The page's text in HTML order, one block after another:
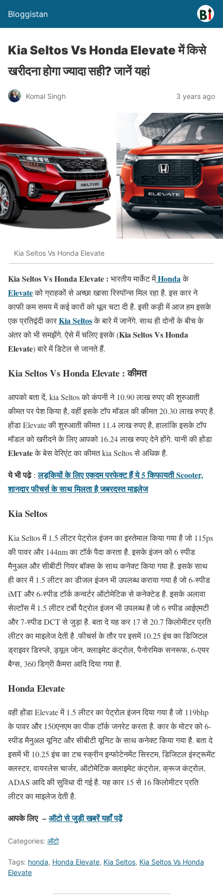
Bloggistan
Kia Seltos Vs Honda Elevate में किसे
खरीदना होगा ज्यादा सही? जानें यहां
Komal Singh 3 years ago
Kia Seltos Vs Honda Elevate
Kia Seltos Vs Honda Elevate : भारतीय मार्केट मेंHondaके
Elevateको ग्राहकों से अच्छा खासा रिस्पॉन्स मिल रहा है. इस कार ने
काफी कम समय में कई कारों को धूल चटा दी है. इसी कड़ी में आज हम इसके
एक प्रतिद्वंदी कारKia Seltosके बारे में जानेंगे. साथ ही दोनों के बीच के
अंतर को भी समझेंगे. ऐसे में चलिए इसके (Kia Seltos Vs Honda
Elevate) बारे में डिटेल से जानते हैं.
Kia Seltos Vs Honda Elevate : कीमत
आपको बता दें, kia Seltos को कंपनी ने 10.90 लाख रुपए की शुरुआती
कीमत पर पेश किया है, वहीं इसके टॉप मॉडल की कीमत 20.30 लाख रुपए है.
होंडा Elevate की शुरुआती कीमत 11.4 लाख रुपए है, हालांकि इसके टॉप
मॉडल को खरीदने के लिए आपको 16.24 लाख रुपए देने होंगे. यानी की होंडा
Elevateके बेस वेरिएंट का कीमत kia Seltos से अधिक है.
ये भी पढे़:लड़कियों के लिए एकदम परफेक्ट हैं ये 5 किफायती Scooter,
शानदार फीचर्स के साथ मिलता है जबरदस्त माइलेज
Kia Seltos
Kia Seltos में 1.5 लीटर पेट्रोल इंजन का इस्तेमाल किया गया है जो 115ps
की पावर और 144nm का टॉर्क पैदा करता है. इसके इंजन को 6 स्पीड
मैनुअल और सीबीटी गियर बॉक्स के साथ कनेक्ट किया गया है. इसके साथ
ही कार में 1.5 लीटर का डीजल इंजन भी उपलब्ध कराया गया है जो 6-स्पीड
iMT और 6-स्पीड टॉर्क कन्वर्टर ऑटोमेटिक से कनेक्टेड है. इसके अलावा
सेल्टॉस में 1.5 लीटर टर्बो पैट्रोल इंजन भी उपलब्ध है जो 6 स्पीड आईएमटी
और 7-स्पीड DCT से जुड़ा है. बता दे यह कर 17 से 20.7 किलोमीटर प्रति
लीटर का माइलेज देती है .फीचर्स के तौर पर इसमें 10.25 इंच का डिजिटल
ड्राइवर डिस्प्ले, ड्यूल जोन, क्लाइमेट कंट्रोल, पैनोरमिक सनरूफ, 6-एयर
बैग्स, 360 डिग्री कैमरा आदि दिया गया है.
Honda Elevate
वही होंडा Elevate में 1.5 लीटर का पेट्रोल इंजन दिया गया है जो 119bhp
के पावर और 150एनएम का पीक टॉर्क जनरेट करता है. कार के मोटर को 6-
स्पीड मैनुअल यूनिट और सीबीटी यूनिट के साथ कनेक्ट किया गया है. बता दे
इसमें भी 10.25 इंच का टच स्क्रीन इन्फोटेनमेंट सिस्टम, डिजिटल इंस्ट्रूमेंट
क्लस्टर, वायरलेस चार्जर, ऑटोमेटिक क्लाइमेट कंट्रोल, क्रूज कंट्रोल,
ADAS आदि की सुविधा दी गई है. यह कार 15 से 16 किलोमीटर प्रति
लीटर का माइलेज देती है.
आपके लिए – ऑटो से जुड़ी खबरें यहाँ पढ़ें
Categories: ऑटो
Tags: honda, Honda Elevate, Kia Seltos, Kia Seltos Vs Honda
Elevate